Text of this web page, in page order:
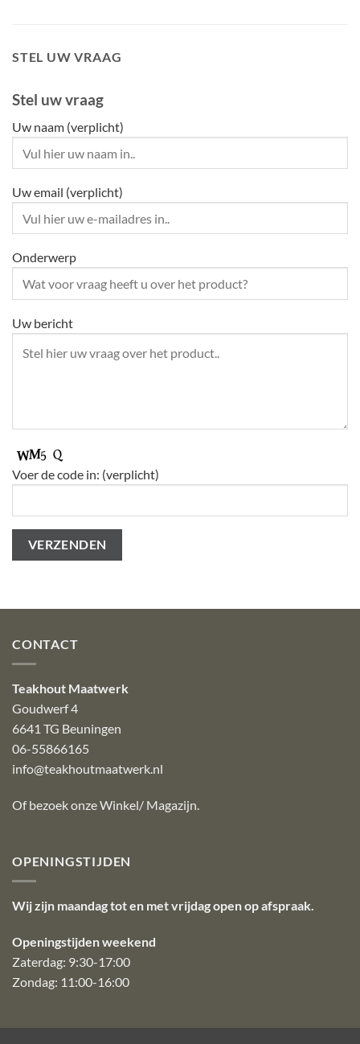
STEL UW VRAAG
Stel uw vraag
Uw naam (verplicht)
Uw email (verplicht)
Onderwerp
Uw bericht
Voer de code in: (verplicht)
CONTACT
Teakhout Maatwerk
Goudwerf 4
6641 TG Beuningen
06-55866165
info@teakhoutmaatwerk.nl
Of bezoek onzeWinkel/ Magazijn.
OPENINGSTIJDEN
Wij zijn maandag tot en met vrijdag open op afspraak.
Openingstijden weekend
Zaterdag: 9:30-17:00
Zondag: 11:00-16:00